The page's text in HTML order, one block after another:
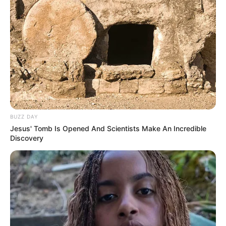
Retrouvez également les principaux pronostics Quinté de
la presse, ainsi qu’une synthèse du Tiercé Quarté Quinté
réalisée avec les meilleurs pronostiqueurs du moment, voir
un peu plus bas sur cette même page.
Le pronostic étant établi 24 heures à l’avance, il est
préférable de venir vérifier celui-ci quelques minutes avant
le départ. Car dans le cas de non-partant le pronostic est
susceptible d’évoluer jusqu’à 15 minutes avant la course
du Tiercé Quarté Quinté.
Pour vous aider à faire votre prono n’hésitez pas à utiliser
notre logiciel de
ils ont l’avantage d’être gratuits.
BUZZ DAY
Jesus' Tomb Is Opened And Scientists Make An Incredible
Discovery